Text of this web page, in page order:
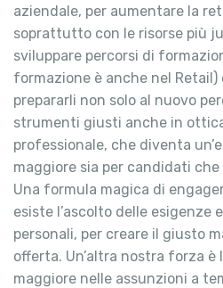
aziendale, per aumentare la
soprattutto con le risorse più
sviluppare percorsi di
formazione è anche nel Retail)
prepararli non solo al nuovo
strumenti giusti anche in
professionale, che diventa
maggiore sia per candidati che
Una formula magica di
esiste l’ascolto delle esigenze
personali, per creare il giusto
offerta. Un’altra nostra forza è
maggiore nelle assunzioni a